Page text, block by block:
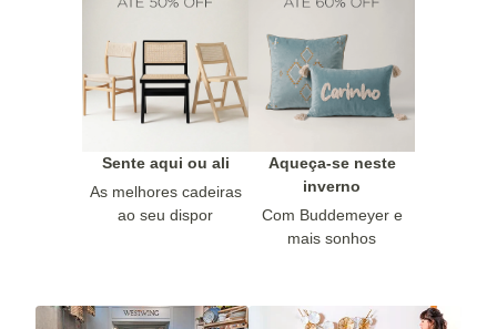
Sente aqui ou ali
As melhores cadeiras
ao seu dispor
Aqueça-se neste
inverno
Com Buddemeyer e
mais sonhos